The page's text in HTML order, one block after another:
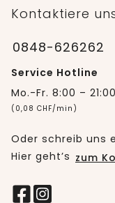
Kontaktiere
0848-626262
Service Hotline
Mo.-Fr. 8:00 –
(0,08 CHF/min)
Oder schreib uns
Hier geht’s zum